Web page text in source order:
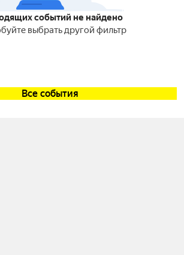
событий не найдено
выбрать другой фильтр
Все события